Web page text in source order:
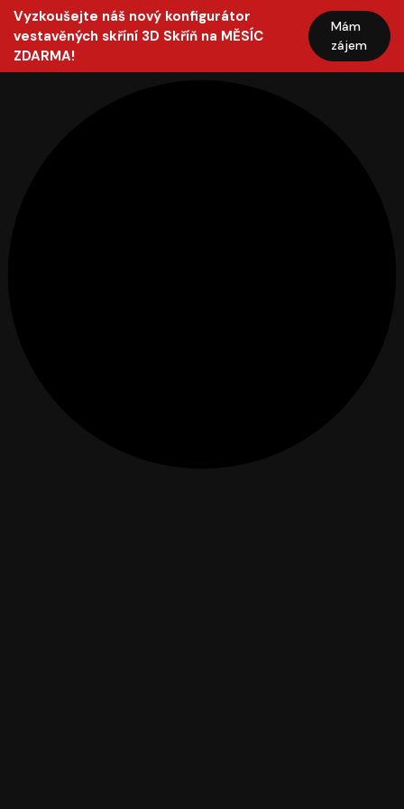
Vyzkoušejte náš nový konfigurátor
vestavěných skříní 3D Skříň na MĚSÍC
ZDARMA!
Mám
zájem